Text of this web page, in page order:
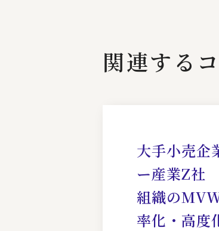
関連する
大手小売
ー産業Z社
組織の
率化・高度